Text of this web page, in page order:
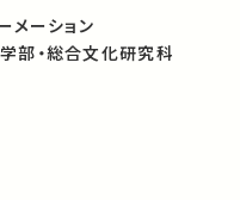
メーション
部・総合文化研究科